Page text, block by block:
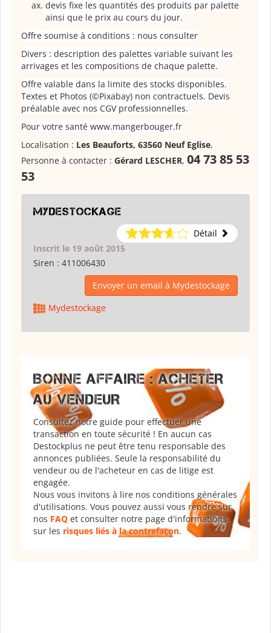
devis fixe les quantités des produits par palette
ainsi que le prix au cours du jour.
Offre soumise à conditions : nous consulter
Divers : description des palettes variable suivant les
arrivages et les compositions de chaque palette.
Offre valable dans la limite des stocks disponibles.
Textes et Photos (©Pixabay) non contractuels. Devis
préalable avec nos CGV professionnelles.
Pour votre santé www.mangerbouger.fr
Localisation : Les Beauforts, 63560 Neuf Eglise,
Personne à contacter : Gérard LESCHER, 04 73 85 53
53
Mydestockage
Détail
Inscrit le 19 août 2015
Siren : 411006430
Envoyer un email à Mydestockage
Mydestockage
BONNE AFFAIRE : ACHETER
AU VENDEUR
Consultez notre guide pour effectuer une
transaction en toute sécurité ! En aucun cas
Destockplus ne peut être tenu responsable des
annonces publiées. Seule la responsabilité du
vendeur ou de l'acheteur en cas de litige est
engagée.
Nous vous invitons à lire nos conditions générales
d'utilisations. Vous pouvez aussi vous rendre sur
nos FAQ et consulter notre page d'informations
sur les risques liés à la contrefaçon.